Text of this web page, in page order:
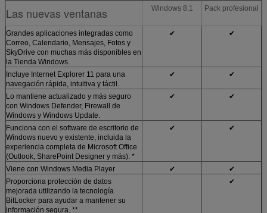
Las nuevas ventanas Windows 8.1 Pack profesional
Grandes aplicaciones integradas como
Correo, Calendario, Mensajes, Fotos y
SkyDrive con muchas más disponibles en
la Tienda Windows.
✔ ✔
Incluye Internet Explorer 11 para una
navegación rápida, intuitiva y táctil.
✔ ✔
Lo mantiene actualizado y más seguro
con Windows Defender, Firewall de
Windows y Windows Update.
✔ ✔
Funciona con el software de escritorio de
Windows nuevo y existente, incluida la
experiencia completa de Microsoft Office
(Outlook, SharePoint Designer y más). *
✔ ✔
Viene con Windows Media Player ✔
✔
Proporciona protección de datos
mejorada utilizando la tecnología
BitLocker para ayudar a mantener su
información segura. **
✔